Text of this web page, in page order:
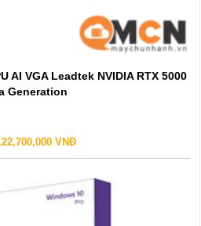
AI VGA Leadtek NVIDIA RTX 5000
Generation
VNĐ